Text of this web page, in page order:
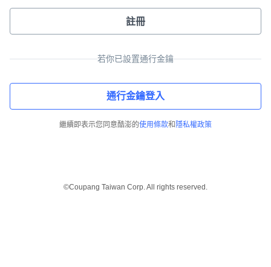
註冊
若你已設置通行金鑰
通行金鑰登入
繼續即表示您同意酷澎的使用條款和 隱私權政策
©Coupang Taiwan Corp. All rights reserved.